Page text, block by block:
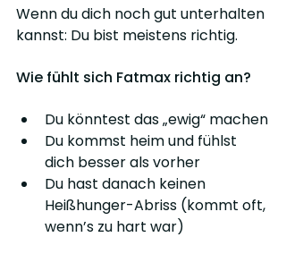
Wenn du dich noch gut unterhalten
kannst: Du bist meistens richtig.
Wie fühlt sich Fatmax richtig an?
Du könntest das „ewig“ machen
Du kommst heim und fühlst
dich besser als vorher
Du hast danach keinen
Heißhunger-Abriss (kommt oft,
wenn’s zu hart war)